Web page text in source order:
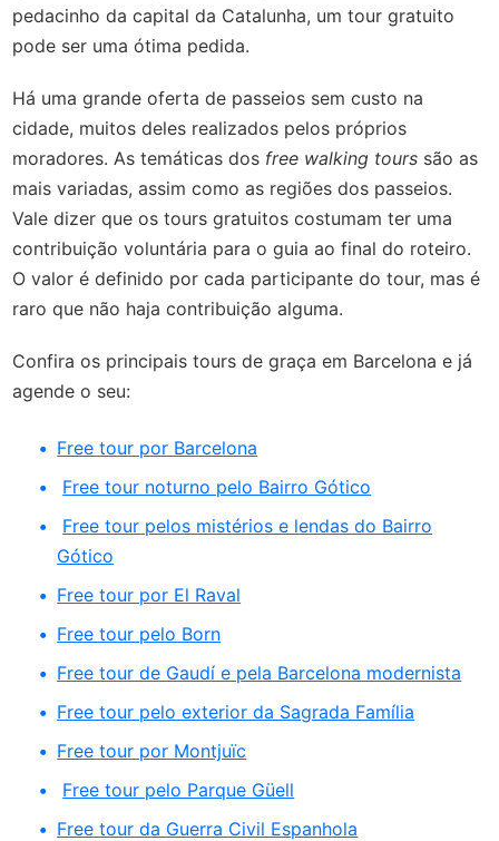
pedacinho da capital da Catalunha, um tour gratuito
pode ser uma ótima pedida.
Há uma grande oferta de passeios sem custo na
cidade, muitos deles realizados pelos próprios
moradores. As temáticas dos free walking tours são as
mais variadas, assim como as regiões dos passeios.
Vale dizer que os tours gratuitos costumam ter uma
contribuição voluntária para o guia ao final do roteiro.
O valor é definido por cada participante do tour, mas é
raro que não haja contribuição alguma.
Confira os principais tours de graça em Barcelona e já
agende o seu:
Free tour por Barcelona
Free tour noturno pelo Bairro Gótico
Free tour pelos mistérios e lendas do Bairro
Gótico
Free tour por El Raval
Free tour pelo Born
Free tour de Gaudí e pela Barcelona modernista
Free tour pelo exterior da Sagrada Família
Free tour por Montjuïc
Free tour pelo Parque Güell
Free tour da Guerra Civil Espanhola